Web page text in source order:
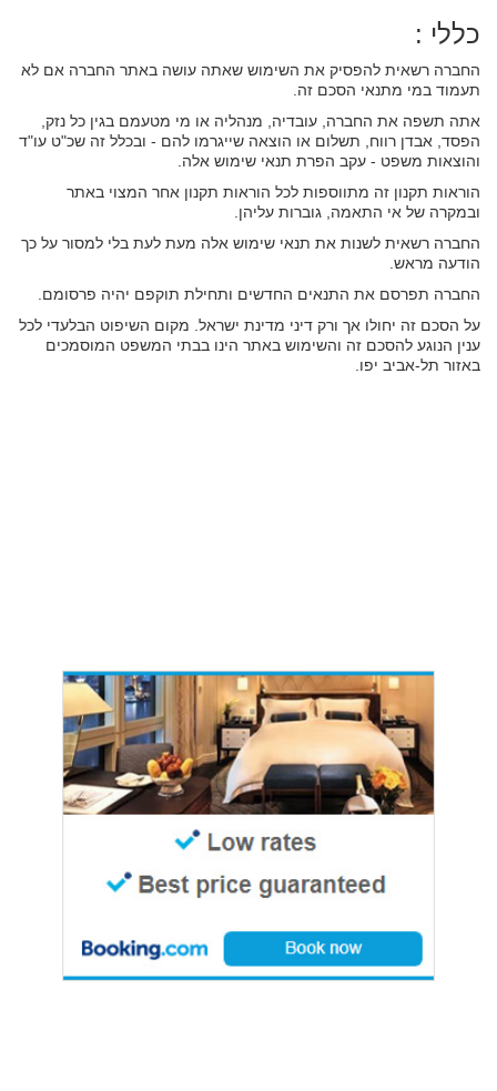
כללי :
החברה רשאית להפסיק את השימוש שאתה עושה באתר החברה אם לא
תעמוד במי מתנאי הסכם זה.
אתה תשפה את החברה, עובדיה, מנהליה או מי מטעמם בגין כל נזק,
הפסד, אבדן רווח, תשלום או הוצאה שייגרמו להם - ובכלל זה שכ"ט עו"ד
והוצאות משפט - עקב הפרת תנאי שימוש אלה.
הוראות תקנון זה מתווספות לכל הוראות תקנון אחר המצוי באתר
ובמקרה של אי התאמה, גוברות עליהן.
החברה רשאית לשנות את תנאי שימוש אלה מעת לעת בלי למסור על כך
הודעה מראש.
החברה תפרסם את התנאים החדשים ותחילת תוקפם יהיה פרסומם.
על הסכם זה יחולו אך ורק דיני מדינת ישראל. מקום השיפוט הבלעדי לכל
ענין הנוגע להסכם זה והשימוש באתר הינו בבתי המשפט המוסמכים
באזור תל-אביב יפו.